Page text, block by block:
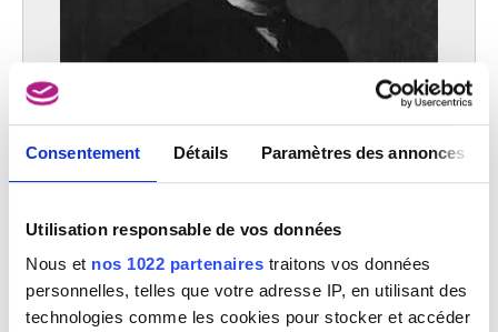
Consentement Détails Paramètres des annonces
Utilisation responsable de vos données
Nous et nos 1022 partenaires traitons vos données
personnelles, telles que votre adresse IP, en utilisant des
technologies comme les cookies pour stocker et accéder
Liévin De Winne